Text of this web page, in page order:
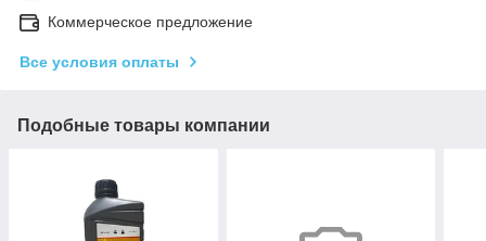
Коммерческое предложение
Все условия оплаты
Подобные товары компании